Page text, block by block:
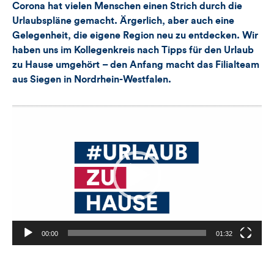
dieses
Artikels
Corona hat vielen Menschen einen Strich durch die
Urlaubspläne gemacht. Ärgerlich, aber auch eine
Gelegenheit, die eigene Region neu zu entdecken. Wir
haben uns im Kollegenkreis nach Tipps für den Urlaub
zu Hause umgehört – den Anfang macht das Filialteam
aus Siegen in Nordrhein-Westfalen.
00:00 01:32